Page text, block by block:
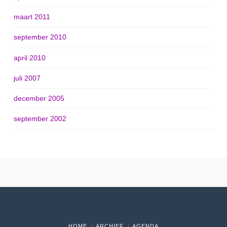
maart 2011
september 2010
april 2010
juli 2007
december 2005
september 2002